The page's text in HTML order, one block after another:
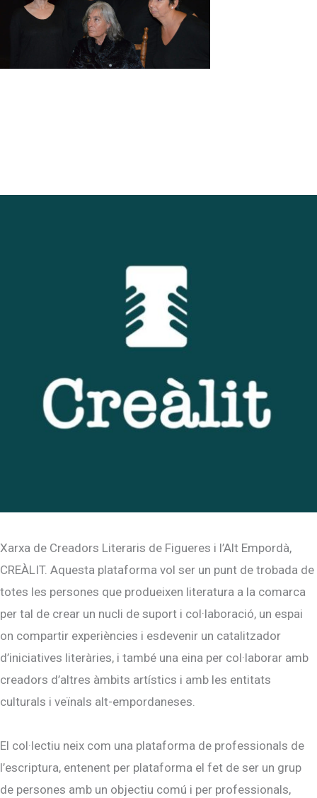
Xarxa de Creadors Literaris de Figueres i l’Alt Empordà,
CREÀLIT. Aquesta plataforma vol ser un punt de trobada de
totes les persones que produeixen literatura a la comarca
per tal de crear un nucli de suport i col·laboració, un espai
on compartir experiències i esdevenir un catalitzador
d’iniciatives literàries, i també una eina per col·laborar amb
creadors d’altres àmbits artístics i amb les entitats
culturals i veïnals alt-empordaneses.
El col·lectiu neix com una plataforma de professionals de
l’escriptura, entenent per plataforma el fet de ser un grup
de persones amb un objectiu comú i per professionals,